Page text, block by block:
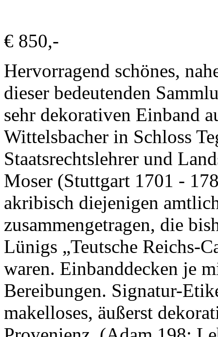
€ 850,-
Hervorragend schönes,
dieser bedeutenden
sehr dekorativen Einband
Wittelsbacher in Schloss
Staatsrechtslehrer und
Moser (Stuttgart 1701 -
akribisch diejenigen
zusammengetragen, die
Lünigs „Teutsche Reichs-
waren. Einbanddecken je
Bereibungen. Signatur-
makelloses, äußerst